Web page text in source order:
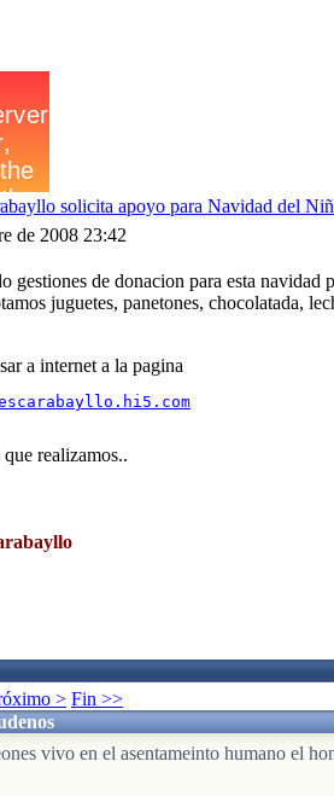
solicita apoyo para Navidad del
de 2008 23:42
gestiones de donacion para esta
juguetes, panetones, chocolatada,
a internet a la pagina
realizamos..
> Fin >>
vivo en el asentameinto humano el